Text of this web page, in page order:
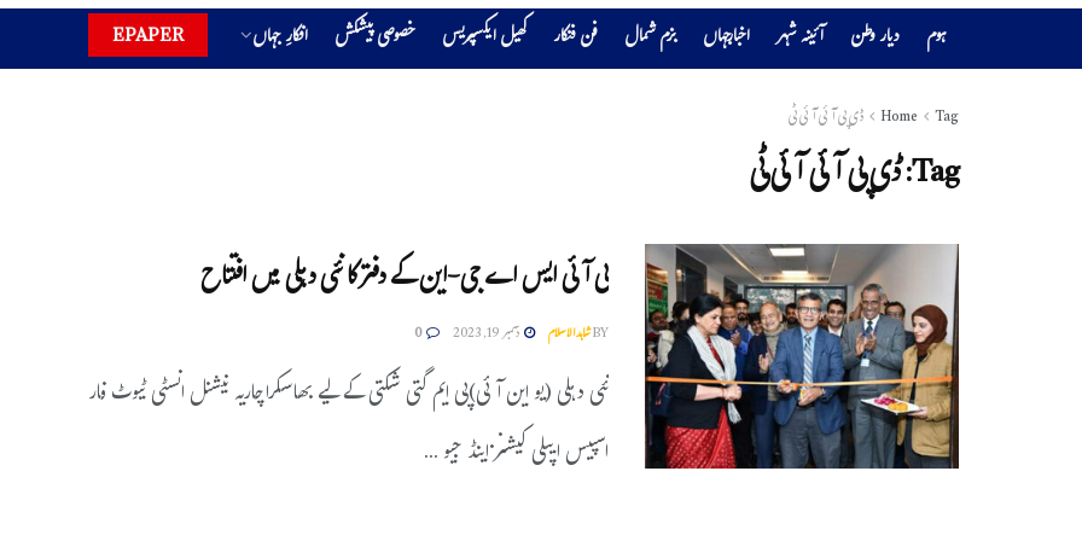
ہوم دیار وطن آئینہ شہر اخبارجہاں بزم شمال فن فنکار کھیل ایکسپریس خصوصی پیشکش افکارِ جہاں EPAPER
Home Tag ڈی پی آئی آئی ٹی
Tag:ڈی پی آئی آئی ٹی
بی آئی ایس اے جی-این کے دفتر کا نئی دہلی میں افتتاح
BYشاہدالاسلام دسمبر 19, 2023 0
نئی دہلی (یو این آئی)پی ایم گتی شکتی کے لیے بھاسکراچاریہ نیشنل انسٹی ٹیوٹ فار
اسپیس ایپلی کیشنز اینڈ جیو ...